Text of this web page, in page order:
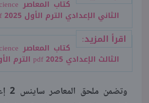
الثاني الإعدادي الترم الأول pdf 2025
اقرأ المزيد:
الثالث الإعدادي 2025 pdf الترم الأول